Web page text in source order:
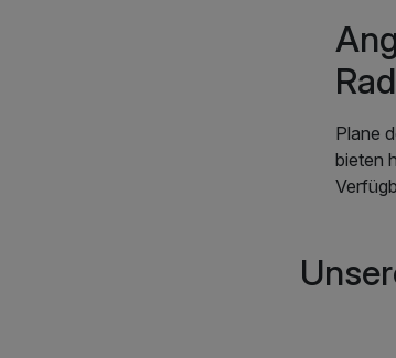
Plane
bieten